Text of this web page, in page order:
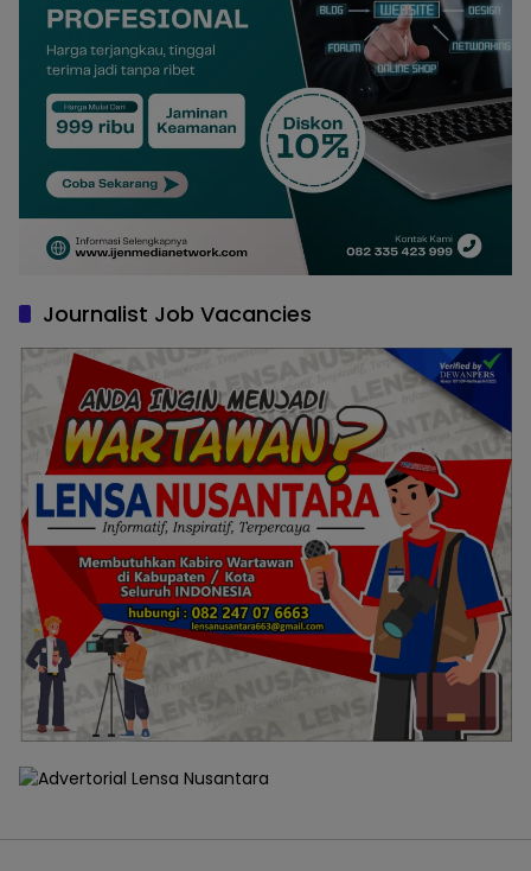
Journalist Job Vacancies